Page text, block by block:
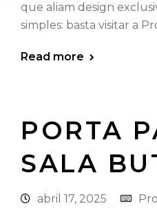
que aliam design
simples: basta visitar a
Read more
PORTA
SALA
abril 17, 2025